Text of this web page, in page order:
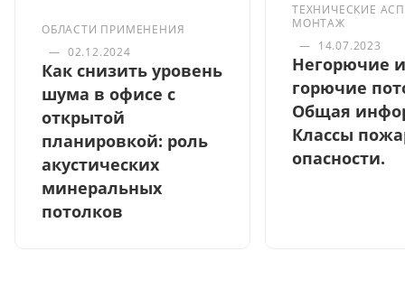
ОБЛАСТИ ПРИМЕНЕНИЯ
— 02.12.2024
Как снизить уровень
шума в офисе с
открытой
планировкой: роль
акустических
минеральных
потолков
ТЕХНИЧЕСКИЕ
МОНТАЖ
— 14.07.2023
Негорючие и
горючие
Общая
Классы
опасности.